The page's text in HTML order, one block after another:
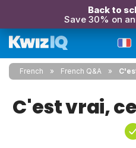
Back to
Save 30% on
French French Q&A
C'est vrai,